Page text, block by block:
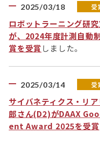
2025/03/18 受
ロボットラーニング研
が、2024年度計測自動
賞を受賞 しました。
2025/03/14 受
サイバネティクス・リ
郎さん(D2)がDAAX
ent Award 2025を受賞